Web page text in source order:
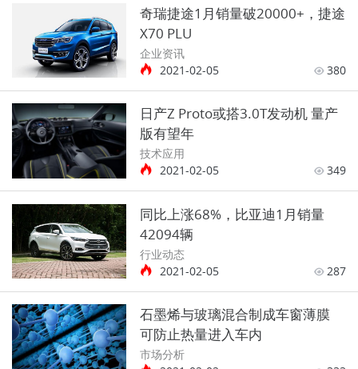
奇瑞捷途1月销量破20000+，捷途
X70 PLU
企业资讯
2021-02-05
380
日产Z Proto或搭3.0T发动机 量产
版有望年
技术应用
2021-02-05
349
同比上涨68%，比亚迪1月销量
42094辆
行业动态
2021-02-05
287
石墨烯与玻璃混合制成车窗薄膜
可防止热量进入车内
市场分析